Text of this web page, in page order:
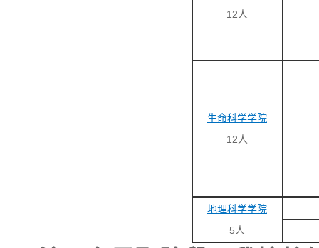
12人
生命科学学院
12人
地理科学学院
5人